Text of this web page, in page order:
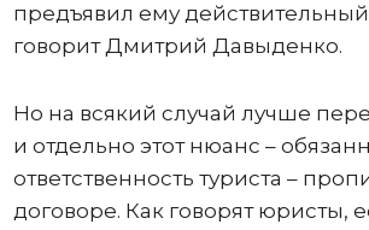
предъявил ему действительный
говорит Дмитрий Давыденко.
Но на всякий случай лучше
и отдельно этот нюанс –
ответственность туриста –
договоре. Как говорят юристы,